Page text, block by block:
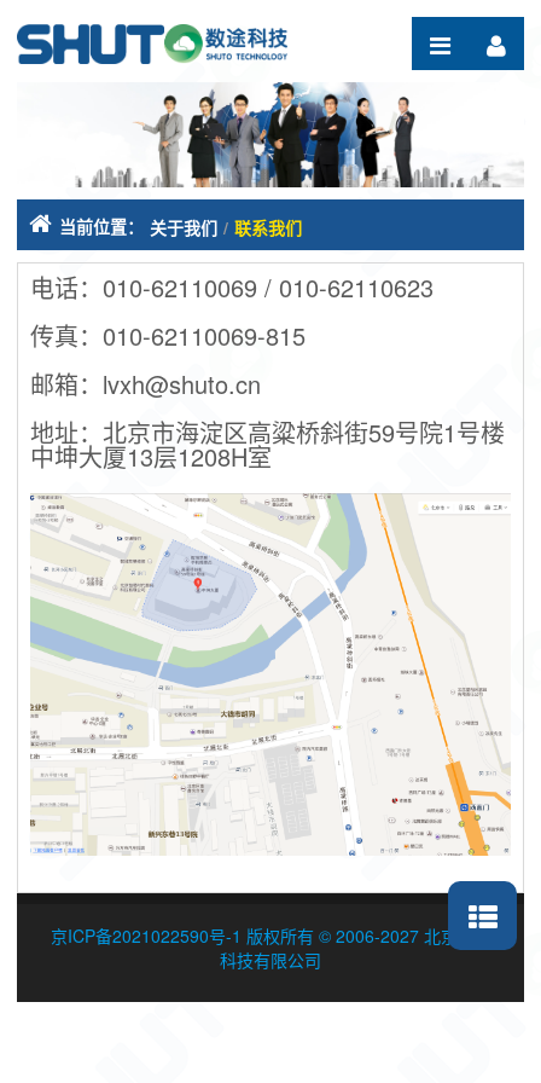
当前位置： 关于我们 / 联系我们
电话：010-62110069 / 010-62110623
传真：010-62110069-815
邮箱：lvxh@shuto.cn
地址：北京市海淀区高粱桥斜街59号院1号楼
中坤大厦13层1208H室
京ICP备2021022590号-1 版权所有 © 2006-2027 北京数途
科技有限公司